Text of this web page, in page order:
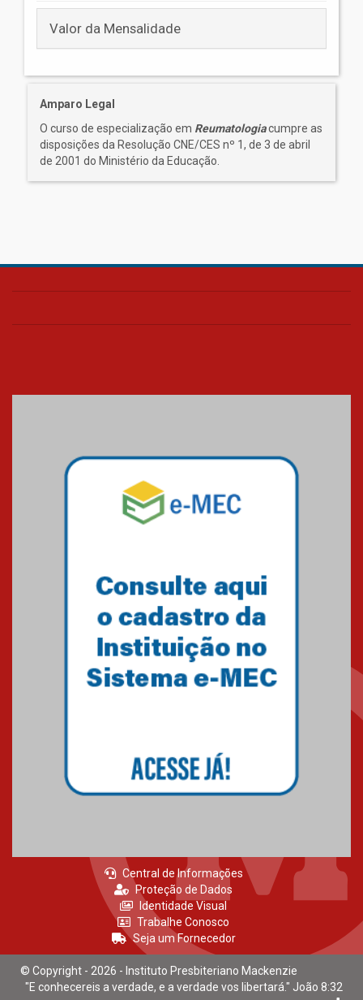
Valor da Mensalidade
Amparo Legal
O curso de especialização em Reumatologiacumpre as
disposições da Resolução CNE/CES nº 1, de 3 de abril
de 2001 do Ministério da Educação.
Central de Informações
Proteção de Dados
Identidade Visual
Trabalhe Conosco
Seja um Fornecedor
© Copyright - 2026 - Instituto Presbiteriano Mackenzie
"E conhecereis a verdade, e a verdade vos libertará." João 8:32